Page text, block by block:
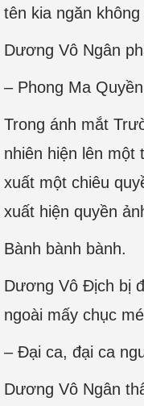
tên kia ngăn
Dương Vô Ngân
– Phong Ma
Trong ánh mắt
nhiên hiện lên một
xuất một chiêu
xuất hiện quyền
Bành bành bành.
Dương Vô Địch bị
ngoài mấy chục
– Đại ca, đại ca
Dương Vô Ngân